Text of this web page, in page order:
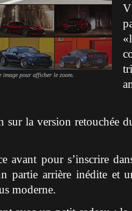
pour afficher le zoom.
sur la version retouchée
avant pour s’inscrire
partie arrière inédite et
moderne.